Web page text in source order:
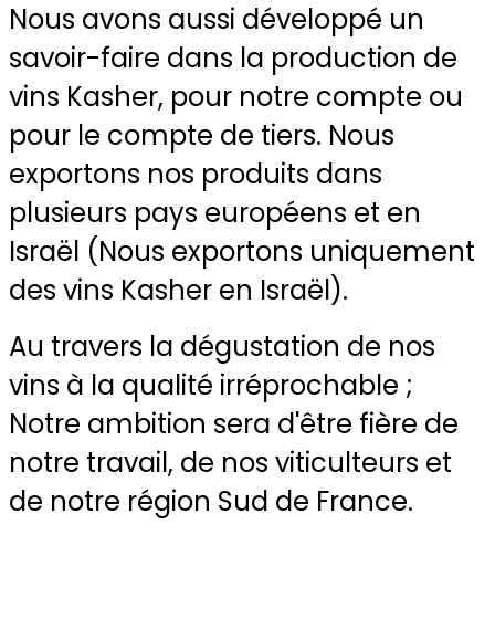
Nous avons aussi développé un
savoir-faire dans la production de
vins Kasher, pour notre compte ou
pour le compte de tiers. Nous
exportons nos produits dans
plusieurs pays européens et en
Israël (Nous exportons uniquement
des vins Kasher en Israël).
Au travers la dégustation de nos
vins à la qualité irréprochable ;
Notre ambition sera d'être fière de
notre travail, de nos viticulteurs et
de notre région Sud de France.